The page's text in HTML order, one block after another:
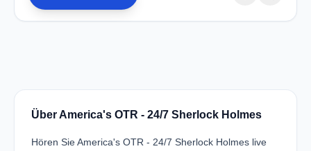
Über America's OTR - 24/7 Sherlock Holmes
Hören Sie America's OTR - 24/7 Sherlock Holmes live